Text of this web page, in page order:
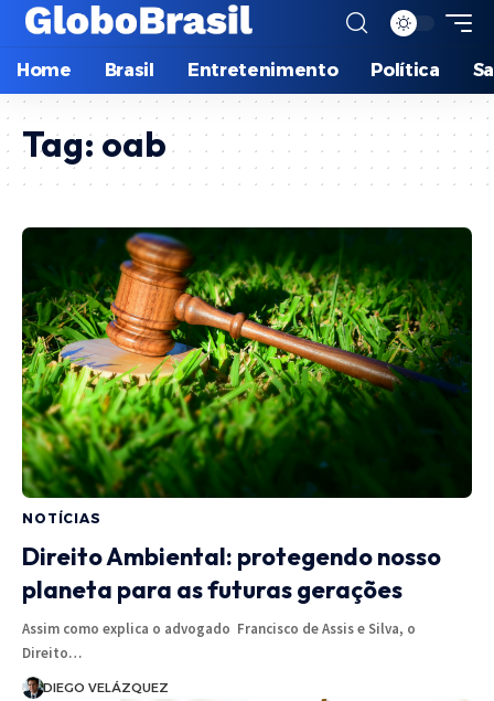
Home Brasil Entretenimento Política
Tag: oab
NOTÍCIAS
Direito Ambiental: protegendo nosso
planeta para as futuras gerações
Assim como explica o advogado Francisco de Assis e Silva, o
Direito…
DIEGO VELÁZQUEZ